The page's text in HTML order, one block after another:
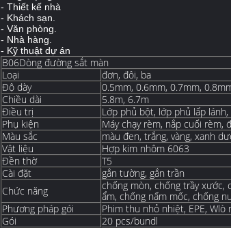
- Thiết kế nhà
- Khách sạn.
- Văn phòng.
- Nhà hàng.
- Kỹ thuật dự án
B06Dòng đường sắt màn
Loại
đơn, đôi, ba
Độ dày
0.5mm, 0.6mm, 0.7mm,
Chiều dài
5.8m, 6.7m
Điều trị
Lớp phủ bột, lớp phủ lấp
Phụ kiện
Máy chạy rèm, nắp cuối rèm,
Màu sắc
màu đen, trắng, vàng, xanh
Vật liệu
Hợp kim nhôm 6063
Đền thờ
T5
Cài đặt
gắn tường, gắn trần
Chức năng
chống mòn, chống trầy xước,
ẩm, chống nấm mốc, chống
Phương pháp gói
Phim thu nhỏ nhiệt, EPE, Wlò
Gói
20 pcs/bundl